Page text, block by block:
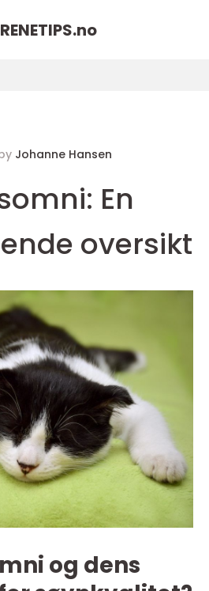
no
Johanne Hansen
En
oversikt
og dens